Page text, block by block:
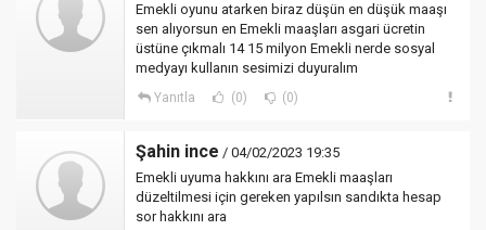
Emekli oyunu atarken biraz düşün en düşük maaşı
sen alıyorsun en Emekli maaşları asgari ücretin
üstüne çıkmalı 14 15 milyon Emekli nerde sosyal
medyayı kullanın sesimizi duyuralım
Yanıtla (0) (0)
Şahin ince / 04/02/2023 19:35
Emekli uyuma hakkını ara Emekli maaşları
düzeltilmesi için gereken yapılsın sandıkta hesap
sor hakkını ara